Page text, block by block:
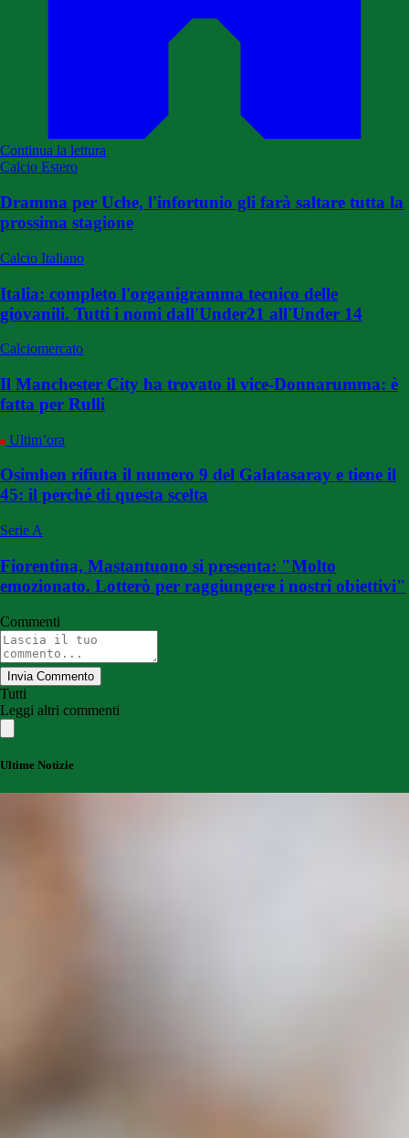
Continua la lettura
Calcio Estero
Dramma per Uche, l'infortunio gli farà saltare tutta la
prossima stagione
Calcio Italiano
Italia: completo l'organigramma tecnico delle
giovanili. Tutti i nomi dall'Under21 all'Under 14
Calciomercato
Il Manchester City ha trovato il vice-Donnarumma: è
fatta per Rulli
Ultim’ora
Osimhen rifiuta il numero 9 del Galatasaray e tiene il
45: il perché di questa scelta
Serie A
Fiorentina, Mastantuono si presenta: "Molto
emozionato. Lotterò per raggiungere i nostri obiettivi"
Commenti
Invia Commento
Tutti
Leggi altri commenti
Ultime Notizie